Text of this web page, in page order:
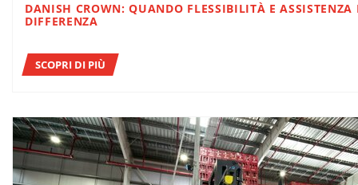
DANISH CROWN: QUANDO FLESSIBILITÀ E ASSISTENZA FANNO LA
DIFFERENZA
SCOPRI DI PIÙ